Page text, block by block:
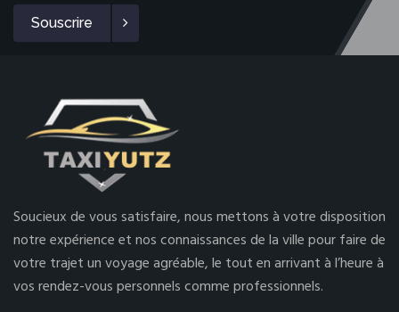
Souscrire
Soucieux de vous satisfaire, nous mettons à votre disposition
notre expérience et nos connaissances de la ville pour faire de
votre trajet un voyage agréable, le tout en arrivant à l’heure à
vos rendez-vous personnels comme professionnels.